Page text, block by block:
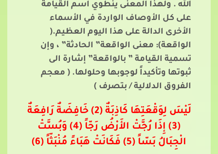
الله . ولهذا المعنى ينطوي اسم القيامة
على كل الأوصاف الواردة في الأسماء
الأخرى الدالة على هذا اليوم العظيم.(
الواقعة): معنى الواقعة” الحادثة” ، وإن
تسمية القيامة ” بالواقعة” إشارة الى
ثبوتها وتأكيداً لوجوبها وحلولها. ( معجم
الفروق الدلالية / بتصرف )
لَيْسَ لِوَقْعَتِهَا كَاذِبَةٌ (2) خَافِضَةٌ رَافِعَةٌ
(3) إِذَا رُجَّتْ الأَرْضُ رَجّاً (4) وَبُسَّتْ
الْجِبَالُ بَسّاً (5) فَكَانَتْ هَبَاءً مُنْبَثّاً (6)